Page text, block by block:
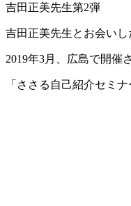
吉田正美先生第2弾
吉田正美先生とお会いし
2019年3月、広島で開催
「ささる自己紹介セミ